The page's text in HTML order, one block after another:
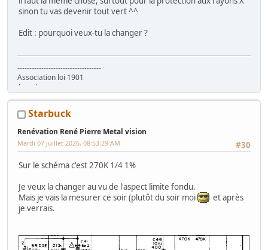
sinon tu vas devenir tout vert ^^
Edit : pourquoi veux-tu la changer ?
-----------------------------------
Association loi 1901
Asso Lyonnaise
www.ARCADEINTHEBOX.com
Starbuck
Renévation René Pierre Metal vision
#30
Mardi 07 Juillet 2026, 08:53:29 AM
Sur le schéma c'est 270K 1/4 1%
Je veux la changer au vu de l'aspect limite fondu.
Mais je vais la mesurer ce soir (plutôt du soir moi
et après
je verrais.